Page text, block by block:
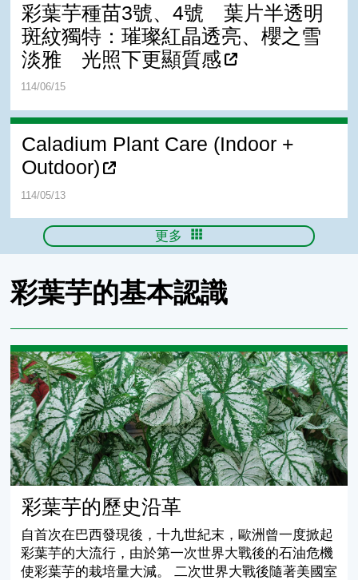
彩葉芋種苗3號、4號 葉片半透明
斑紋獨特：璀璨紅晶透亮、櫻之雪
淡雅 光照下更顯質感
114/06/15
Caladium Plant Care (Indoor +
Outdoor)
114/05/13
更多
彩葉芋的基本認識
彩葉芋的歷史沿革
彩葉芋的歷史沿革
自首次在巴西發現後，十九世紀末，歐洲曾一度掀起
彩葉芋的大流行，由於第一次世界大戰後的石油危機
使彩葉芋的栽培量大減。 二次世界大戰後隨著美國室